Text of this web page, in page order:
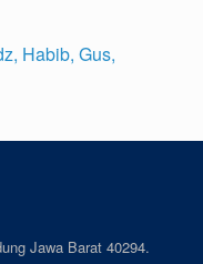
Habib, Gus,
Jawa Barat 40294.